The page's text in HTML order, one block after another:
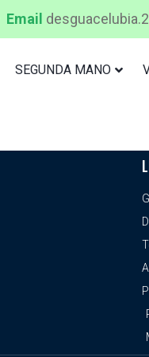
Email
SEGUNDA MANO